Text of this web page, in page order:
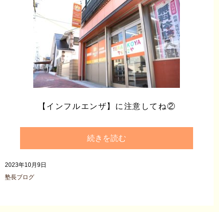
【インフルエンザ】に注意してね②
続きを読む
2023年10月9日
塾長ブログ